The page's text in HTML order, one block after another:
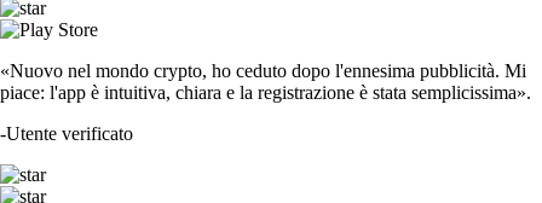
«Nuovo nel mondo crypto, ho ceduto dopo l'ennesima pubblicità. Mi
piace: l'app è intuitiva, chiara e la registrazione è stata semplicissima».
-Utente verificato